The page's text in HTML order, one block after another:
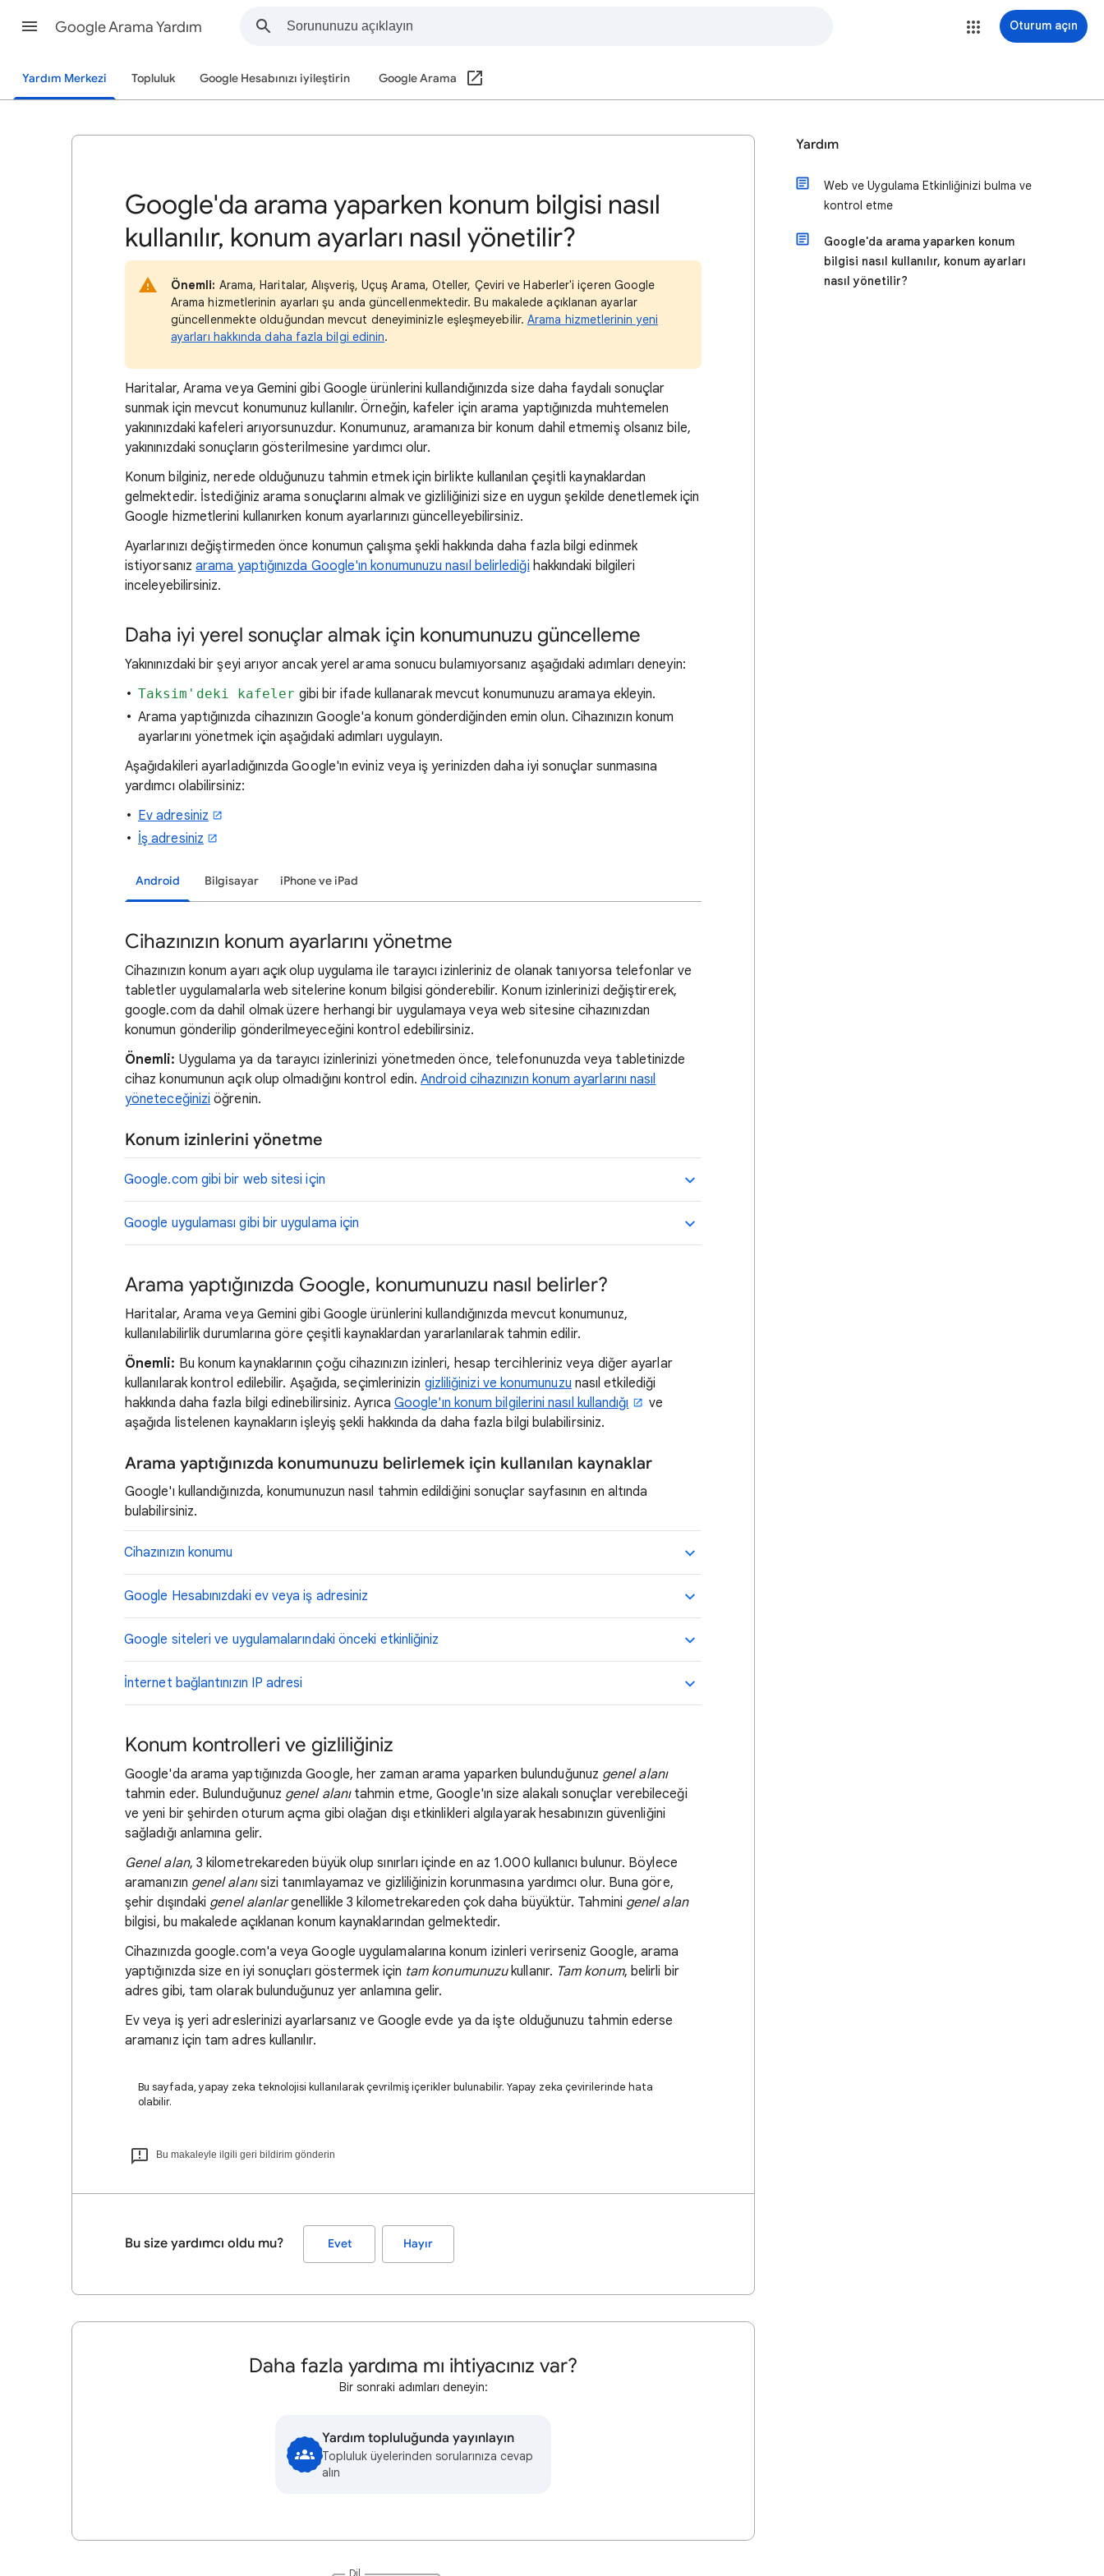
Google Arama Yardım Oturum açın
Yardım Merkezi Topluluk Google Hesabınızı iyileştirin Google Arama
Google'da arama yaparken konum bilgisi nasıl
kullanılır, konum ayarları nasıl yönetilir?
Önemli: Arama, Haritalar, Alışveriş, Uçuş Arama, Oteller, Çeviri ve Haberler'i içeren Google
Arama hizmetlerinin ayarları şu anda güncellenmektedir. Bu makalede açıklanan ayarlar
güncellenmekte olduğundan mevcut deneyiminizle eşleşmeyebilir.Arama hizmetlerinin yeni
ayarları hakkında daha fazla bilgi edinin.
Haritalar, Arama veya Gemini gibi Google ürünlerini kullandığınızda size daha faydalı sonuçlar
sunmak için mevcut konumunuz kullanılır. Örneğin, kafeler için arama yaptığınızda muhtemelen
yakınınızdaki kafeleri arıyorsunuzdur. Konumunuz, aramanıza bir konum dahil etmemişolsanız bile,
yakınınızdaki sonuçların gösterilmesine yardımcı olur.
Konum bilginiz, nerede olduğunuzu tahmin etmek için birlikte kullanılan çeşitli kaynaklardan
gelmektedir. İstediğiniz arama sonuçlarını almak ve gizliliğinizi size en uygun şekilde denetlemek için
Google hizmetlerini kullanırken konum ayarlarınızı güncelleyebilirsiniz.
Ayarlarınızı değiştirmeden önce konumun çalışma şekli hakkında daha fazla bilgi edinmek
istiyorsanızarama yaptığınızda Google'ın konumunuzu nasıl belirlediği hakkındaki bilgileri
inceleyebilirsiniz.
Daha iyi yerel sonuçlar almak için konumunuzu güncelleme
Yakınınızdakibir şeyi arıyor ancak yerel arama sonucu bulamıyorsanız aşağıdaki adımları deneyin:
Taksim'deki kafeler gibi bir ifade kullanarak mevcut konumunuzu aramaya ekleyin.
Arama yaptığınızda cihazınızın Google'a konum gönderdiğinden emin olun. Cihazınızın konum
ayarlarını yönetmek için aşağıdaki adımları uygulayın.
Aşağıdakileri ayarladığınızda Google'ın eviniz veya iş yerinizden daha iyi sonuçlar sunmasına
yardımcı olabilirsiniz:
Ev adresiniz
İş adresiniz
Android Bilgisayar iPhone ve iPad
Cihazınızın konum ayarlarını yönetme
Cihazınızın konum ayarı açık olup uygulama ile tarayıcı izinleriniz de olanak tanıyorsa telefonlar ve
tabletler uygulamalarla web sitelerine konum bilgisi gönderebilir. Konum izinlerinizi değiştirerek,
google.com da dahil olmak üzere herhangi bir uygulamaya veya web sitesine cihazınızdan
konumun gönderilip gönderilmeyeceğini kontrol edebilirsiniz.
Önemli: Uygulama ya da tarayıcı izinlerinizi yönetmeden önce, telefonunuzda veya tabletinizde
cihaz konumunun açık olup olmadığını kontrol edin.Android cihazınızın konum ayarlarını nasıl
yöneteceğinizi öğrenin.
Konum izinlerini yönetme
Google.com gibi bir web sitesi için
Google uygulaması gibi bir uygulama için
Arama yaptığınızda Google, konumunuzu nasıl belirler?
Haritalar, Arama veya Gemini gibi Google ürünlerini kullandığınızda mevcut konumunuz,
kullanılabilirlik durumlarına göre çeşitli kaynaklardan yararlanılarak tahmin edilir.
Önemli: Bu konum kaynaklarının çoğu cihazınızın izinleri, hesap tercihleriniz veya diğer ayarlar
kullanılarak kontrol edilebilir. Aşağıda, seçimlerinizin gizliliğinizi ve konumunuzu nasıl etkilediği
hakkında daha fazla bilgi edinebilirsiniz. Ayrıca Google'ın konum bilgilerini nasıl kullandığı
ve
aşağıda listelenen kaynakların işleyiş şekli hakkında da daha fazla bilgi bulabilirsiniz.
Arama yaptığınızda konumunuzu belirlemek için kullanılan kaynaklar
Google'ı kullandığınızda, konumunuzun nasıl tahmin edildiğini sonuçlar sayfasının en altında
bulabilirsiniz.
Cihazınızın konumu
Google Hesabınızdaki ev veya iş adresiniz
Google siteleri ve uygulamalarındaki önceki etkinliğiniz
İnternet bağlantınızın IP adresi
Konum kontrolleri ve gizliliğiniz
Google'da arama yaptığınızda Google, her zaman arama yaparken bulunduğunuz genel alanı
tahmin eder. Bulunduğunuz genel alanıtahmin etme, Google'ın size alakalı sonuçlar verebileceği
ve yeni bir şehirden oturum açma gibi olağan dışı etkinlikleri algılayarak hesabınızın güvenliğini
sağladığı anlamına gelir.
Genel alan, 3 kilometrekareden büyük olup sınırları içinde en az 1.000 kullanıcı bulunur. Böylece
aramanızın genel alanısizi tanımlayamaz ve gizliliğinizin korunmasına yardımcı olur. Buna göre,
şehir dışındaki genel alanlargenellikle 3 kilometrekareden çok daha büyüktür. Tahmini genel alan
bilgisi, bu makalede açıklanan konum kaynaklarından gelmektedir.
Cihazınızda google.com'a veya Google uygulamalarına konum izinleri verirseniz Google, arama
yaptığınızda size en iyi sonuçları göstermek için tam konumunuzukullanır. Tam konum, belirli bir
adres gibi, tam olarak bulunduğunuz yer anlamına gelir.
Ev veya iş yeri adreslerinizi ayarlarsanız ve Google evde ya da işte olduğunuzu tahmin ederse
aramanız için tam adres kullanılır.
Bu sayfada, yapay zeka teknolojisi kullanılarak çevrilmiş içerikler bulunabilir. Yapay zeka çevirilerinde hata
olabilir.
Bu makaleyle ilgili geri bildirim gönderin
Bu size yardımcı oldu mu? Evet Hayır
Daha fazla yardıma mı ihtiyacınız var?
Bir sonraki adımları deneyin:
Yardım topluluğunda yayınlayın
Topluluk üyelerinden sorularınıza cevap
alın
Yardım
Web ve Uygulama Etkinliğinizi bulma ve
kontrol etme
Google'da arama yaparken konum
bilgisi nasıl kullanılır, konum ayarları
nasıl yönetilir?
Dil